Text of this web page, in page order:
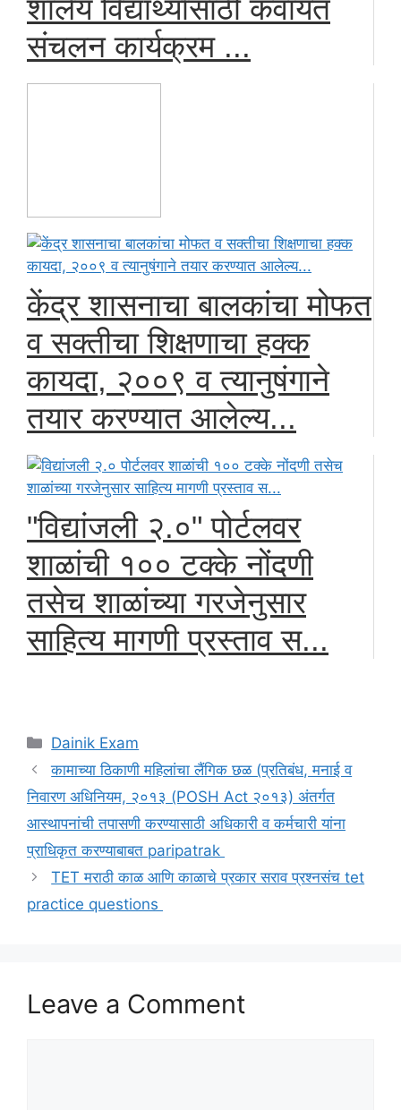
शालेय विद्यार्थ्यांसाठी कवायत
संचलन कार्यक्रम ...
केंद्र शासनाचा बालकांचा मोफत
व सक्तीचा शिक्षणाचा हक्क
कायदा, २००९ व त्यानुषंगाने
तयार करण्यात आलेल्य...
"विद्यांजली २.०" पोर्टलवर
शाळांची १०० टक्के नोंदणी
तसेच शाळांच्या गरजेनुसार
साहित्य मागणी प्रस्ताव स...
Categories
Dainik Exam
कामाच्या ठिकाणी महिलांचा लैंगिक छळ (प्रतिबंध, मनाई व
निवारण अधिनियम, २०१३ (POSH Act २०१३) अंतर्गत
आस्थापनांची तपासणी करण्यासाठी अधिकारी व कर्मचारी यांना
प्राधिकृत करण्याबाबत paripatrak
TET मराठी काळ आणि काळाचे प्रकार सराव प्रश्नसंच tet
practice questions
Leave a Comment